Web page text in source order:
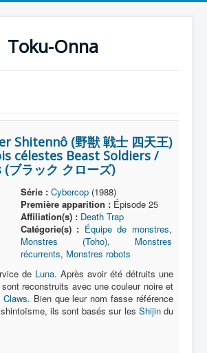
Toku-Onna
Shitennô (野獣 戦士 四天王)
célestes Beast Soldiers /
(ブラック クローズ)
Série : Cybercop(1988)
Première apparition :Épisode 25
Affiliation(s) : Death Trap
Catégorie(s) : Équipe de monstres,
Monstres (Toho), Monstres
récurrents, Monstres robots
de Luna. Après avoir été détruits une
reconstruits avec une couleur noire et
. Bien que leur nom fasse référence
ils sont basés sur les Shijindu